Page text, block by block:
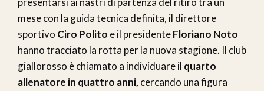
mese con la guida tecnica definita, il direttore
sportivo Ciro Polito e il presidenteFloriano Noto
hanno tracciato la rotta per la nuova stagione. Il club
giallorosso è chiamato a individuare il quarto
allenatore in quattro anni, cercando una figura